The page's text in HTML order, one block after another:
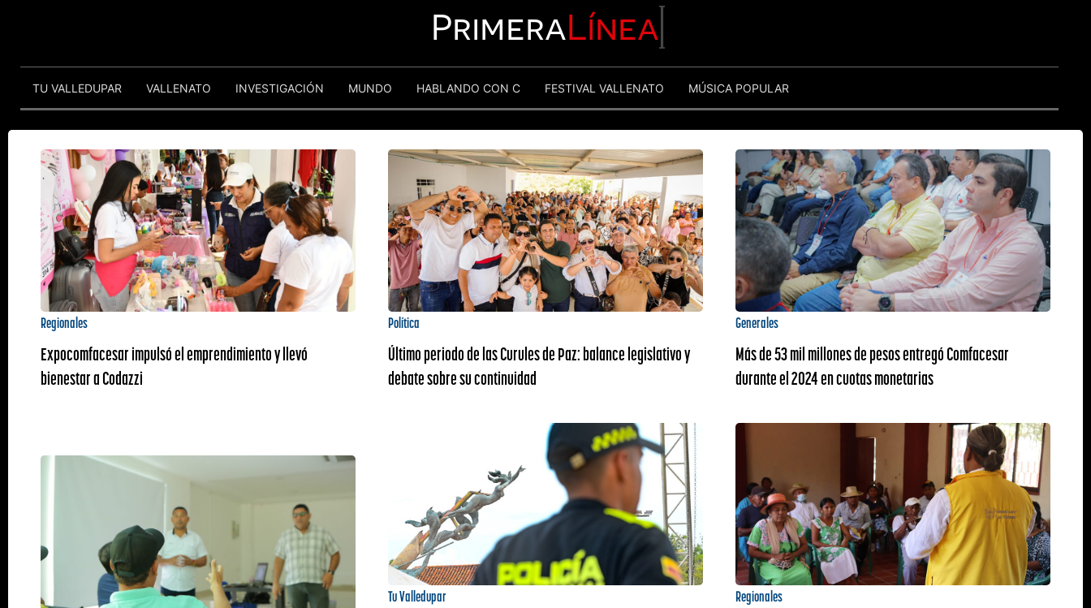
PrimeraLínea
TU VALLEDUPAR VALLENATO INVESTIGACIÓN MUNDO HABLANDO CON C FESTIVAL VALLENATO MÚSICA POPULAR
Regionales
Expocomfacesar impulsó el emprendimiento y llevó
bienestar a Codazzi
Política
Último periodo de las Curules de Paz: balance legislativo y
debate sobre su continuidad
Generales
Más de 53 mil millones de pesos entregó Comfacesar
durante el 2024 en cuotas monetarias
Tu Valledupar Regionales